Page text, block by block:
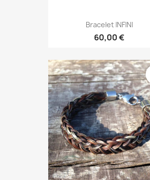
Bracelet INFINI
60,00 €